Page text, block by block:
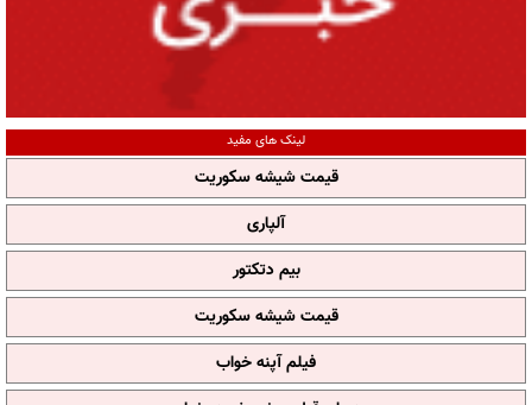
لینک های مفید
قیمت شیشه سکوریت
آلپاری
بیم دتکتور
قیمت شیشه سکوریت
فیلم آپنه خواب